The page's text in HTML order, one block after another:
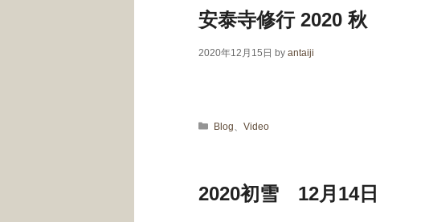
安泰寺修行 2020 秋
2020年12月15日 by antaiji
カテゴリー
Blog 、Video
2020初雪 12月14日